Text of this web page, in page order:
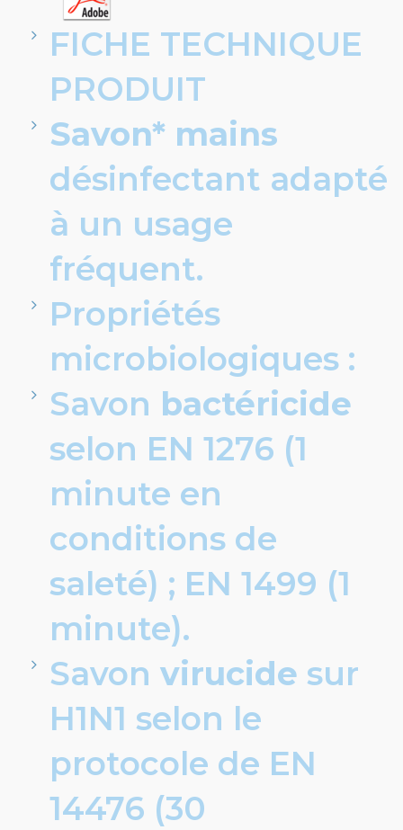
FICHE TECHNIQUE
PRODUIT
Savon* mains
désinfectant adapté
à un usage
fréquent.
Propriétés
microbiologiques :
Savon bactéricide
selon EN 1276 (1
minute en
conditions de
saleté) ; EN 1499 (1
minute).
Savon virucide sur
H1N1 selon le
protocole de EN
14476 (30